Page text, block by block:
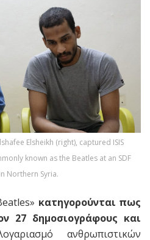
Elsheikh (right), captured ISIS
known as the Beatles at an SDF
Northern Syria.
κατηγορούνται πως
27 δημοσιογράφους και
ανθρωπιστικών